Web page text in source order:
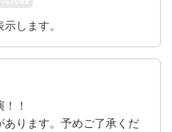
します。
！
ります。予めご了承くだ